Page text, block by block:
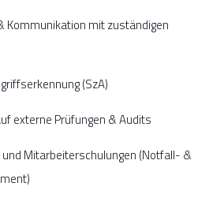
Kommunikation mit zuständigen
(SzA)
externe Prüfungen & Audits
Mitarbeiterschulungen (Notfall- &